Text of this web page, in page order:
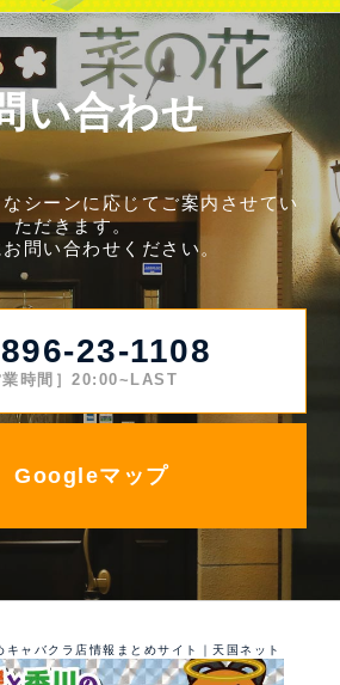
い合わせ
シーンに応じてご案内させてい
ただきます。
問い合わせください。
23-1108
業時間］20:00~LAST
Googleマップ
ャバクラ店情報まとめサイト｜天国ネット